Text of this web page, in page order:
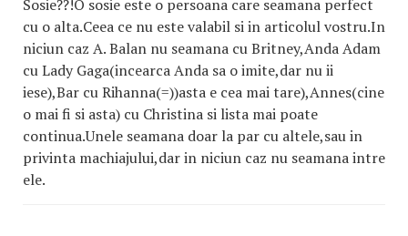
Sosie??!O sosie este o persoana care seamana perfect
cu o alta.Ceea ce nu este valabil si in articolul vostru.In
niciun caz A. Balan nu seamana cu Britney,Anda Adam
cu Lady Gaga(incearca Anda sa o imite,dar nu ii
iese),Bar cu Rihanna(=))asta e cea mai tare),Annes(cine
o mai fi si asta) cu Christina si lista mai poate
continua.Unele seamana doar la par cu altele,sau in
privinta machiajului,dar in niciun caz nu seamana intre
ele.